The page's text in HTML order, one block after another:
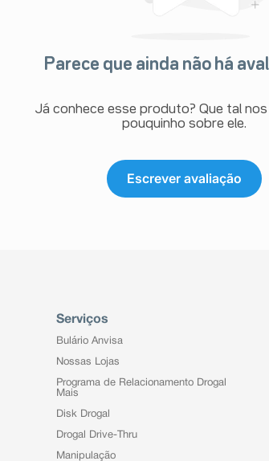
Parece que ainda não há
Já conhece esse produto? Que tal
pouquinho sobre ele.
Escrever avaliação
Serviços
Bulário Anvisa
Nossas Lojas
Programa de Relacionamento Drogal
Mais
Disk Drogal
Drogal Drive-Thru
Manipulação